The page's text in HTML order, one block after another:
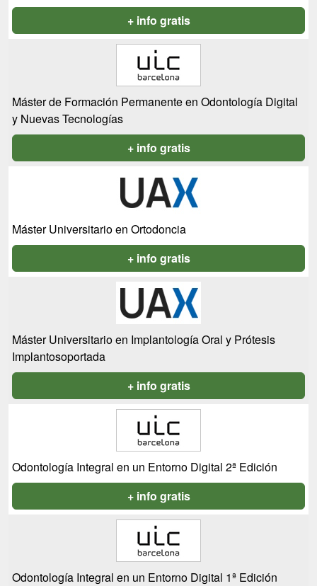
+ info gratis
Máster de Formación Permanente en Odontología Digital
y Nuevas Tecnologías
+ info gratis
Máster Universitario en Ortodoncia
+ info gratis
Máster Universitario en Implantología Oral y Prótesis
Implantosoportada
+ info gratis
Odontología Integral en un Entorno Digital 2ª Edición
+ info gratis
Odontología Integral en un Entorno Digital 1ª Edición